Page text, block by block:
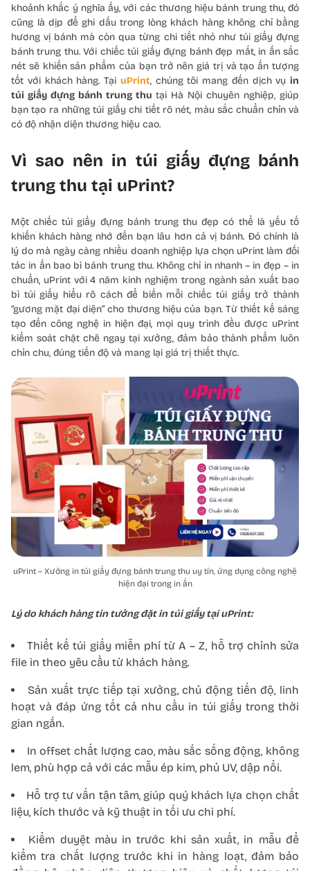
khoảnh khắc ý nghĩa ấy, với các thương hiệu bánh trung thu, đó
cũng là dịp để ghi dấu trong lòng khách hàng không chỉ bằng
hương vị bánh mà còn qua từng chi tiết nhỏ như túi giấy đựng
bánh trung thu. Với chiếc túi giấy đựng bánh đẹp mắt, in ấn sắc
nét sẽ khiến sản phẩm của bạn trở nên giá trị và tạo ấn tượng
tốt với khách hàng. Tại uPrint, chúng tôi mang đến dịch vụ in
túi giấy đựng bánh trung thu tại Hà Nội chuyên nghiệp, giúp
bạn tạo ra những túi giấy chi tiết rõ nét, màu sắc chuẩn chỉn và
có độ nhận diện thương hiệu cao.
Vì sao nên in túi giấy đựng bánh
trung thu tại uPrint?
Một chiếc túi giấy đựng bánh trung thu đẹp có thể là yếu tố
khiến khách hàng nhớ đến bạn lâu hơn cả vị bánh. Đó chính là
lý do mà ngày càng nhiều doanh nghiệp lựa chọn uPrint làm đối
tác in ấn bao bì bánh trung thu. Không chỉ in nhanh – in đẹp – in
chuẩn, uPrint với 4 năm kinh nghiệm trong ngành sản xuất bao
bì túi giấy hiểu rõ cách để biến mỗi chiếc túi giấy trở thành
“gương mặt đại diện” cho thương hiệu của bạn. Từ thiết kế sáng
tạo đến công nghệ in hiện đại, mọi quy trình đều được uPrint
kiểm soát chặt chẽ ngay tại xưởng, đảm bảo thành phẩm luôn
chỉn chu, đúng tiến độ và mang lại giá trị thiết thực.
uPrint – Xường in túi giấy đựng bánh trung thu uy tín, ứng dụng công nghệ
hiện đại trong in ấn
Lý do khách hàng tin tưởng đặt in túi giấy tại uPrint:
Thiết kế túi giấy miễn phí từ A – Z, hỗ trợ chỉnh sửa
file in theo yêu cầu từ khách hàng.
Sản xuất trực tiếp tại xưởng, chủ động tiến độ, linh
hoạt và đáp ứng tốt cả nhu cầu in túi giấy trong thời
gian ngắn.
In offset chất lượng cao, màu sắc sống động, không
lem, phù hợp cả với các mẫu ép kim, phủ UV, dập nổi.
Hỗ trợ tư vấn tận tâm, giúp quý khách lựa chọn chất
liệu, kích thước và kỹ thuật in tối ưu chi phí.
Kiểm duyệt màu in trước khi sản xuất, in mẫu để
kiểm tra chất lượng trước khi in hàng loạt, đảm bảo